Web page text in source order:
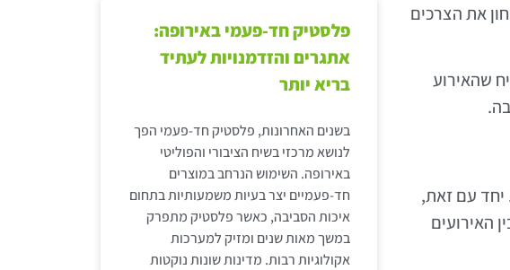
את הצרכים
שהאירוע
יחד עם זאת,
האירועים
פלסטיק חד-פעמי באירופה:
אתגרים והזדמנויות לעתיד
בריא יותר
בשנים האחרונות, פלסטיק חד-פעמי הפך
לנושא מרכזי בשיח הציבורי והפוליטי
באירופה. השימוש הנרחב במוצרים
חד-פעמיים יצר בעיות משמעותיות בתחום
איכות הסביבה, כאשר פלסטיק מתפרק
במשך מאות שנים ומזיק למערכות
אקולוגיות רבות. מדינות שונות נוקטות